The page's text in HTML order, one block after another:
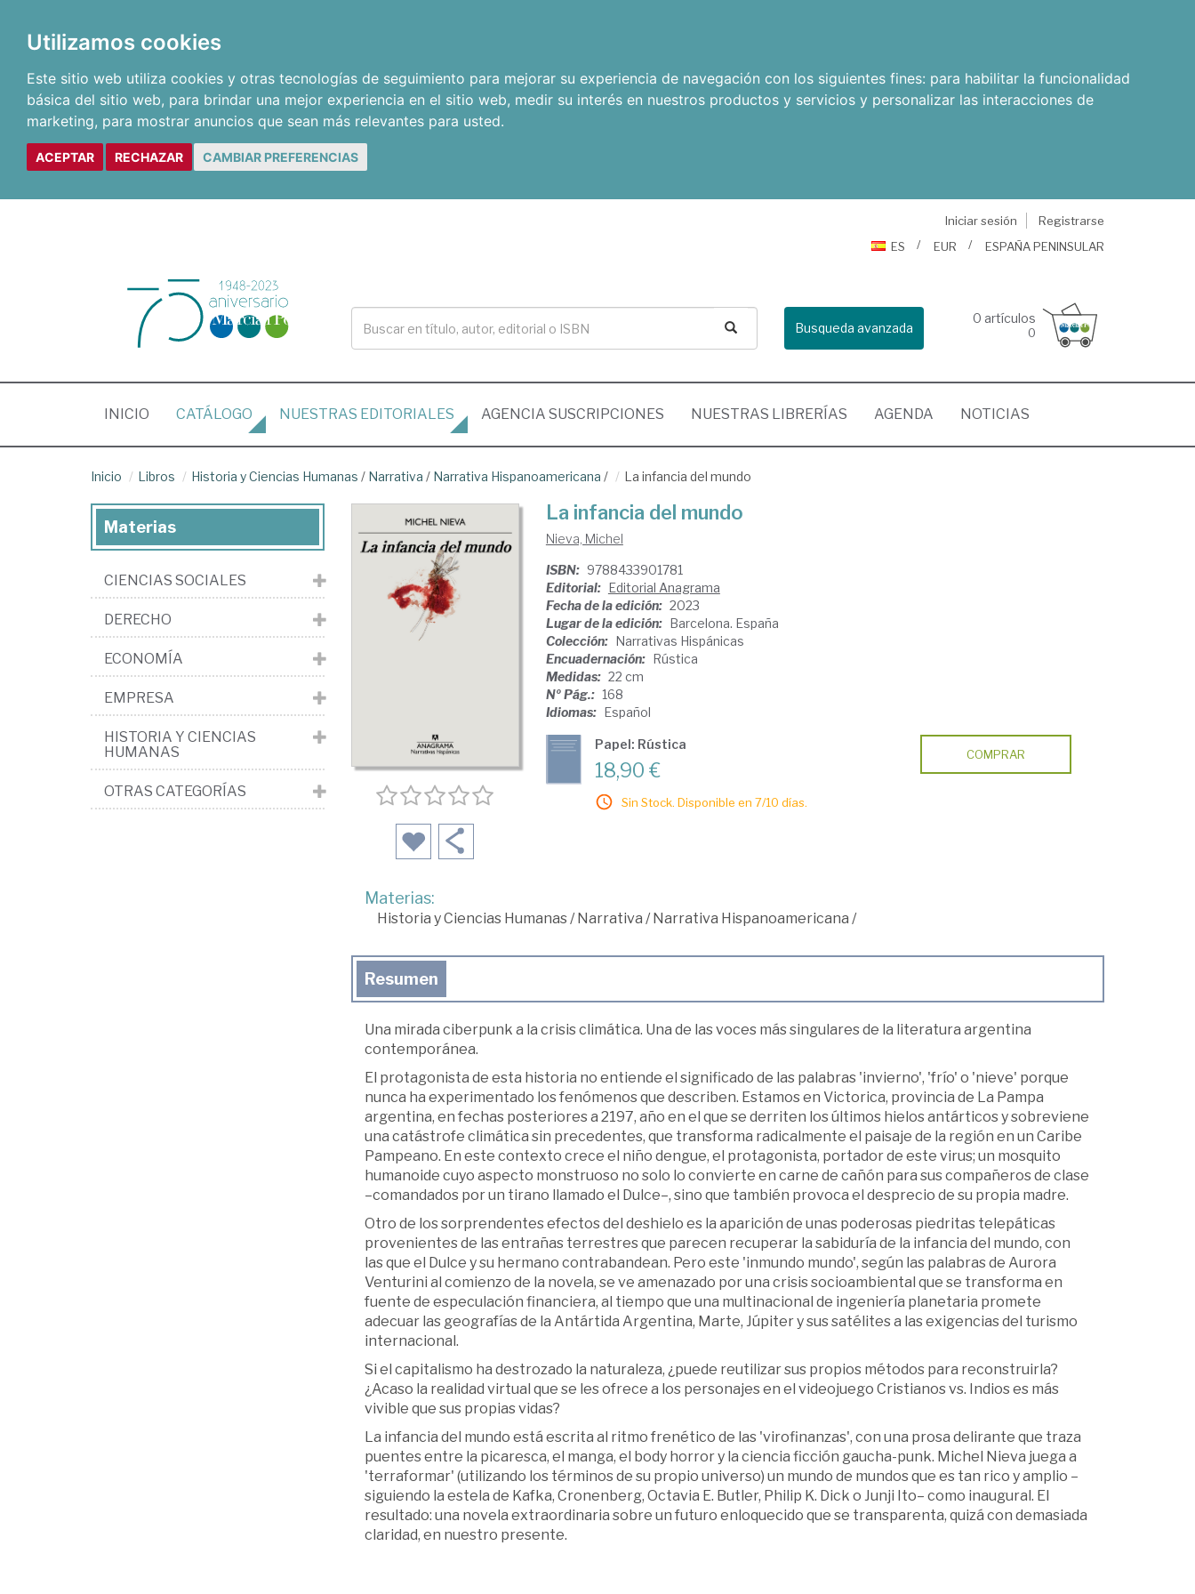
Utilizamos cookies
Este sitio web utiliza cookies y otras tecnologías de seguimiento para mejorar su experiencia de navegación con los siguientes fines: para habilitar la funcionalidad
básica del sitio web, para brindar una mejor experiencia en el sitio web, medir su interés en nuestros productos y servicios y personalizar las interacciones de
marketing, para mostrar anuncios que sean más relevantes para usted.
ACEPTAR RECHAZAR CAMBIAR PREFERENCIAS
Iniciar sesión
Registrarse
ES
EUR ESPAÑA PENINSULAR
Busqueda avanzada
0 artículos
0
INICIO (CURRENT)
CATÁLOGO NUESTRAS EDITORIALES AGENCIA SUSCRIPCIONES NUESTRAS LIBRERÍAS AGENDA NOTICIAS
Inicio Libros Historia y Ciencias Humanas / Narrativa / Narrativa Hispanoamericana / La infancia del mundo
La infancia del mundo
Nieva, Michel
ISBN: 9788433901781
Editorial: Editorial Anagrama
Fecha de la edición: 2023
Lugar de la edición: Barcelona. España
Colección: Narrativas Hispánicas
Encuadernación: Rústica
Medidas: 22 cm
Nº Pág.: 168
Idiomas: Español
Papel: Rústica
18,90 €
Sin Stock. Disponible en 7/10 días.
COMPRAR
Materias:
Historia y Ciencias Humanas/ Narrativa / Narrativa Hispanoamericana /
Resumen
Una mirada ciberpunk a la crisis climática. Una de las voces más singulares de la literatura argentina
contemporánea.
El protagonista de esta historia no entiende el significado de las palabras 'invierno', 'frío' o 'nieve' porque
nunca ha experimentado los fenómenos que describen. Estamos en Victorica, provincia de La Pampa
argentina, en fechas posteriores a 2197, año en el que se derriten los últimos hielos antárticos y sobreviene
una catástrofe climática sin precedentes, que transforma radicalmente el paisaje de la región en un Caribe
Pampeano. En este contexto crece el niño dengue, el protagonista, portador de este virus; un mosquito
humanoide cuyo aspecto monstruoso no solo lo convierte en carne de cañón para sus compañeros de clase
–comandados por un tirano llamado el Dulce–, sino que también provoca el desprecio de su propia madre.
Otro de los sorprendentes efectos del deshielo es la aparición de unas poderosas piedritas telepáticas
provenientes de las entrañas terrestres que parecen recuperar la sabiduría de la infancia del mundo, con
las que el Dulce y su hermano contrabandean. Pero este 'inmundo mundo', según las palabras de Aurora
Venturini al comienzo de la novela, se ve amenazado por una crisis socioambiental que se transforma en
fuente de especulación financiera, al tiempo que una multinacional de ingeniería planetaria promete
adecuar las geografías de la Antártida Argentina, Marte, Júpiter y sus satélites a las exigencias del turismo
internacional.
Si el capitalismo ha destrozado la naturaleza, ¿puede reutilizar sus propios métodos para reconstruirla?
¿Acaso la realidad virtual que se les ofrece a los personajes en el videojuego Cristianos vs. Indios es más
vivible que sus propias vidas?
La infancia del mundo está escrita al ritmo frenético de las 'virofinanzas', con una prosa delirante que traza
puentes entre la picaresca, el manga, el body horror y la ciencia ficción gaucha-punk. Michel Nieva juega a
'terraformar' (utilizando los términos de su propio universo) un mundo de mundos que es tan rico y amplio –
siguiendo la estela de Kafka, Cronenberg, Octavia E. Butler, Philip K. Dick o Junji Ito– como inaugural. El
resultado: una novela extraordinaria sobre un futuro enloquecido que se transparenta, quizá con demasiada
claridad, en nuestro presente.
Materias
CIENCIAS SOCIALES
DERECHO
ECONOMÍA
EMPRESA
HISTORIA Y CIENCIAS
HUMANAS
OTRAS CATEGORÍAS